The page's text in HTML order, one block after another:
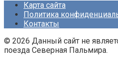
Карта сайта
Политика
Контакты
© 2026 Данный сайт не
поезда Северная Пальмира.